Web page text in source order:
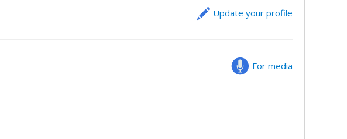
Update your profile
For media